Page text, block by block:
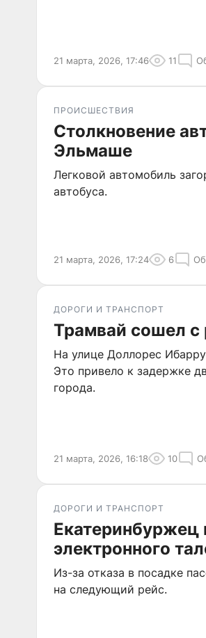
21 марта, 2026, 17:46 11
ПРОИСШЕСТВИЯ
Столкновение
Эльмаше
Легковой автомобиль
автобуса.
21 марта, 2026, 17:24 6
ДОРОГИ И ТРАНСПОРТ
Трамвай сошел с
На улице Доллорес
Это привело к задержке
города.
21 марта, 2026, 16:18 10
ДОРОГИ И ТРАНСПОРТ
Екатеринбуржец
электронного
Из-за отказа в посадке
на следующий рейс.